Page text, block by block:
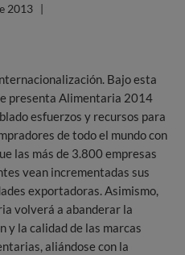
2013 |
Bajo esta
presenta Alimentaria 2014
esfuerzos y recursos para
de todo el mundo con
las más de 3.800 empresas
vean incrementadas sus
exportadoras. Asimismo,
volverá a abanderar la
y la calidad de las marcas
aliándose con la